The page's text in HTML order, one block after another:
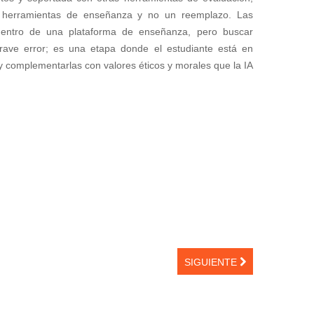
de enseñanza y no un reemplazo. Las
de una plataforma de enseñanza, pero buscar
error; es una etapa donde el estudiante está en
con valores éticos y morales que la IA
SIGUIENTE